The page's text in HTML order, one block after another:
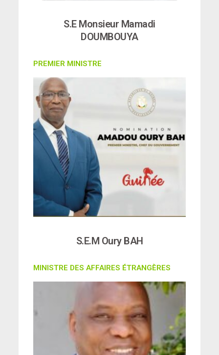
S.E Monsieur Mamadi
DOUMBOUYA
PREMIER MINISTRE
S.E.M Oury BAH
MINISTRE DES AFFAIRES ÉTRANGÈRES